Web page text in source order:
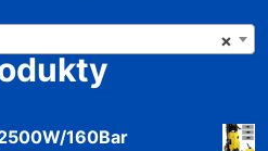
×
160Bar